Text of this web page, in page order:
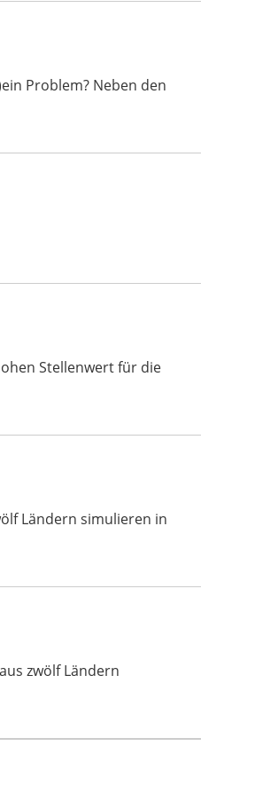
Problem? Neben den
Stellenwert für die
Ländern simulieren in
zwölf Ländern